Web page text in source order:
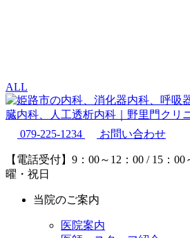
ALL
079-225-1234 お問い合わせ
【電話受付】9：00～12：00 / 15：00
曜・祝日
当院のご案内
医院案内